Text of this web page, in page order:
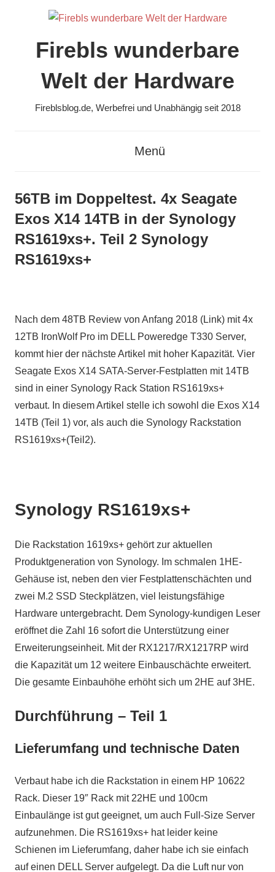
springenFirebls wunderbare
Welt der Hardware
Fireblsblog.de, Werbefrei und Unabhängig seit 2018
Menü
56TB im Doppeltest. 4x Seagate
Exos X14 14TB in der Synology
RS1619xs+. Teil 2 Synology
RS1619xs+
Nach dem 48TB Review von Anfang 2018 (Link) mit 4x
12TB IronWolf Pro im DELL Poweredge T330 Server,
kommt hier der nächste Artikel mit hoher Kapazität. Vier
Seagate Exos X14 SATA-Server-Festplatten mit 14TB
sind in einer Synology Rack Station RS1619xs+
verbaut. In diesem Artikel stelle ich sowohl die Exos X14
14TB (Teil 1) vor, als auch die Synology Rackstation
RS1619xs+(Teil2).
Synology RS1619xs+
Die Rackstation 1619xs+ gehört zur aktuellen
Produktgeneration von Synology. Im schmalen 1HE-
Gehäuse ist, neben den vier Festplattenschächten und
zwei M.2 SSD Steckplätzen, viel leistungsfähige
Hardware untergebracht. Dem Synology-kundigen Leser
eröffnet die Zahl 16 sofort die Unterstützung einer
Erweiterungseinheit. Mit der RX1217/RX1217RP wird
die Kapazität um 12 weitere Einbauschächte erweitert.
Die gesamte Einbauhöhe erhöht sich um 2HE auf 3HE.
Durchführung – Teil 1
Lieferumfang und technische Daten
Verbaut habe ich die Rackstation in einem HP 10622
Rack. Dieser 19″ Rack mit 22HE und 100cm
Einbaulänge ist gut geeignet, um auch Full-Size Server
aufzunehmen. Die RS1619xs+ hat leider keine
Schienen im Lieferumfang, daher habe ich sie einfach
auf einen DELL Server aufgelegt. Da die Luft nur von